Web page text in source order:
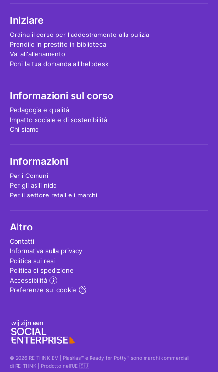
Iniziare
Ordina il corso per l'addestramento alla pulizia
Prendilo in prestito in biblioteca
Vai all'allenamento
Poni la tua domanda all'helpdesk
Informazioni sul corso
Pedagogia e qualità
Impatto sociale e di sostenibilità
Chi siamo
Informazioni
Per i Comuni
Per gli asili nido
Per il settore retail e i marchi
Altro
Contatti
Informativa sulla privacy
Politica sui resi
Politica di spedizione
Accessibilità
Preferenze sui cookie
© 2026 RE-THNK BV | Plasklas™ e Ready for Potty™ sono marchi commerciali
di RE-THNK | Prodotto nell'UE 🇪🇺